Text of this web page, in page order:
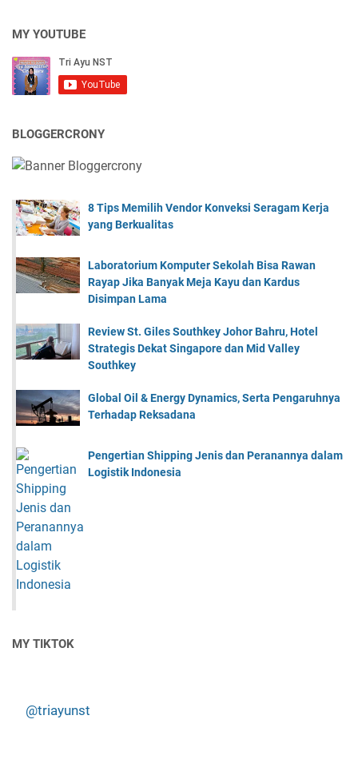
MY YOUTUBE
BLOGGERCRONY
8 Tips Memilih Vendor Konveksi Seragam Kerja
yang Berkualitas
Laboratorium Komputer Sekolah Bisa Rawan
Rayap Jika Banyak Meja Kayu dan Kardus
Disimpan Lama
Review St. Giles Southkey Johor Bahru, Hotel
Strategis Dekat Singapore dan Mid Valley
Southkey
Global Oil & Energy Dynamics, Serta Pengaruhnya
Terhadap Reksadana
Pengertian Shipping Jenis dan Peranannya dalam
Logistik Indonesia
MY TIKTOK
@triayunst